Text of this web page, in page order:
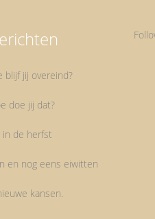
blijf jij overeind?
doe jij dat?
in de herfst
en nog eens eiwitten
kansen.